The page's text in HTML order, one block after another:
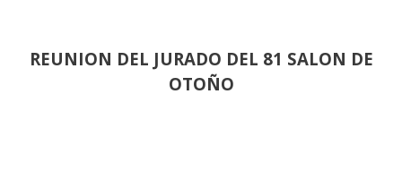
REUNION DEL JURADO DEL 81 SALON DE
OTOÑO